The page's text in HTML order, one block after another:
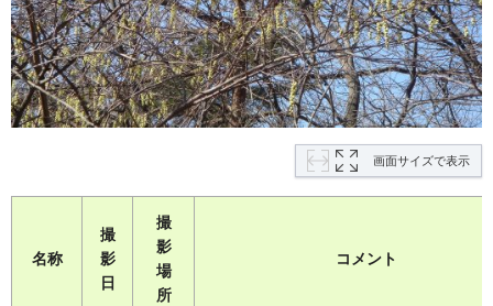
画面サイズで表示
名称
撮
影
日
撮
影
場
所
コメント